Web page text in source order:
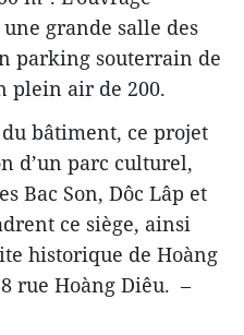
grande salle des
parking souterrain de
plein air de 200.
du bâtiment, ce projet
d’un parc culturel,
Bac Son, Dôc Lâp et
ce siège, ainsi
historique de Hoàng
rue Hoàng Diêu. –